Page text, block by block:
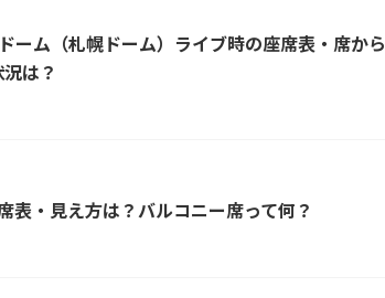
ーム（札幌ドーム）ライブ時の座席表・席から
は？
表・見え方は？バルコニー席って何？